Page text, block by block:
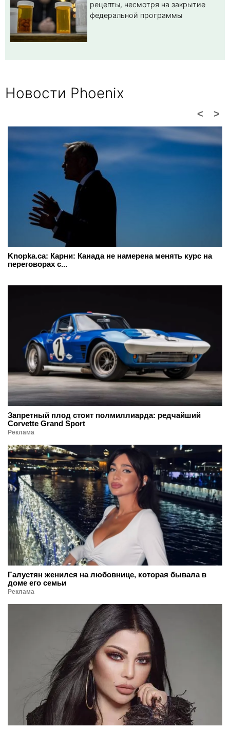
рецепты, несмотря на закрытие
федеральной программы
Новости Phoenix
>
<
Knopka.ca: Карни: Канада не намерена менять курс на
переговорах с...
Запретный плод стоит полмиллиарда: редчайший
Corvette Grand Sport
Реклама
Галустян женился на любовнице, которая бывала в
доме его семьи
Реклама